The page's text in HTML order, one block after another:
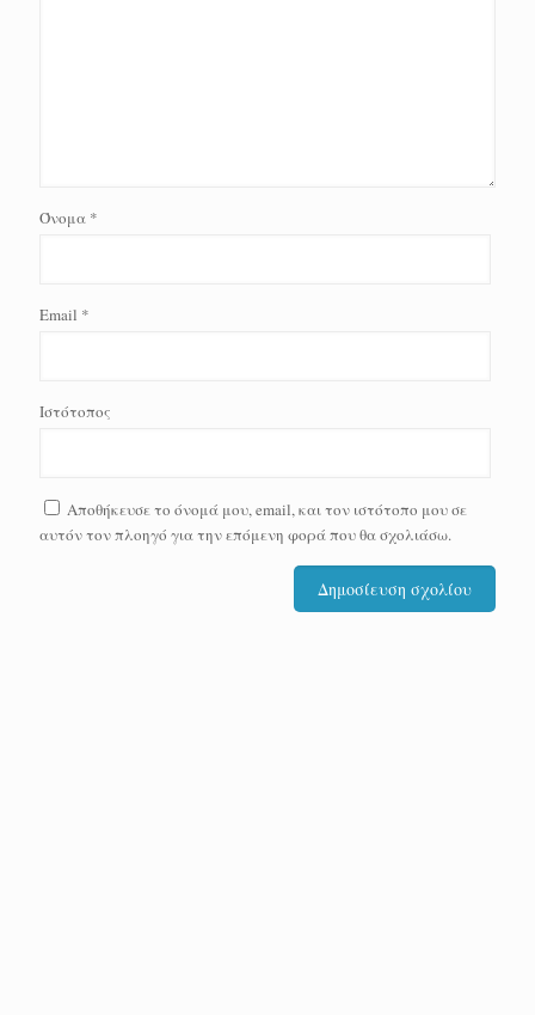
Όνομα *
Email *
Ιστότοπος
Αποθήκευσε το όνομά μου, email, και τον ιστότοπο μου σε
αυτόν τον πλοηγό για την επόμενη φορά που θα σχολιάσω.